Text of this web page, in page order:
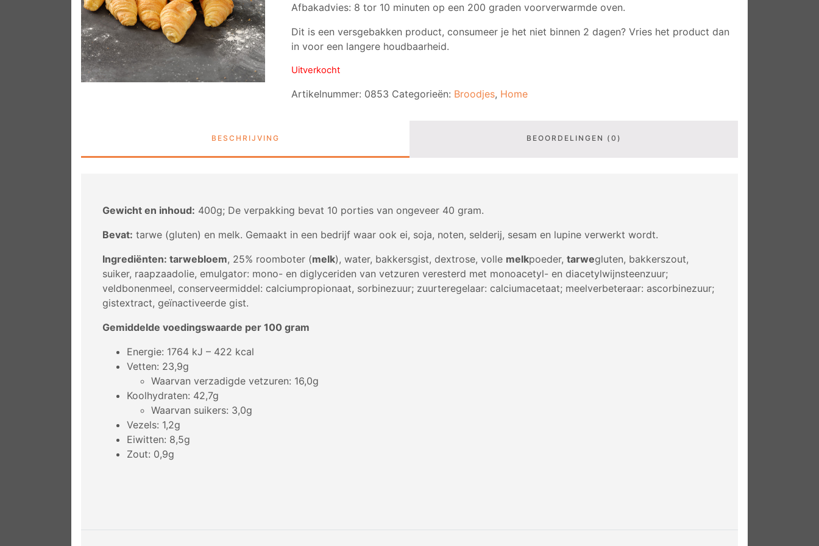
Afbakadvies: 8 tor 10 minuten op een 200 graden voorverwarmde oven.
Dit is een versgebakken product, consumeer je het niet binnen 2 dagen? Vries het product dan
in voor een langere houdbaarheid.
Uitverkocht
Artikelnummer: 0853 Categorieën: Broodjes, Home
BESCHRIJVING BEOORDELINGEN (0)
Gewicht en inhoud: 400g; De verpakking bevat 10 porties van ongeveer 40 gram.
Bevat: tarwe (gluten) en melk. Gemaakt in een bedrijf waar ook ei, soja, noten, selderij, sesam en lupine verwerkt wordt.
Ingrediënten: tarwebloem, 25% roomboter (melk), water, bakkersgist, dextrose, volle melkpoeder, tarwegluten, bakkerszout,
suiker, raapzaadolie, emulgator: mono- en diglyceriden van vetzuren veresterd met monoacetyl- en diacetylwijnsteenzuur;
veldbonenmeel, conserveermiddel: calciumpropionaat, sorbinezuur; zuurteregelaar: calciumacetaat; meelverbeteraar: ascorbinezuur;
gistextract, geïnactiveerde gist.
Gemiddelde voedingswaarde per 100 gram
Energie: 1764 kJ – 422 kcal
Vetten: 23,9g
Waarvan verzadigde vetzuren: 16,0g
Koolhydraten: 42,7g
Waarvan suikers: 3,0g
Vezels: 1,2g
Eiwitten: 8,5g
Zout: 0,9g